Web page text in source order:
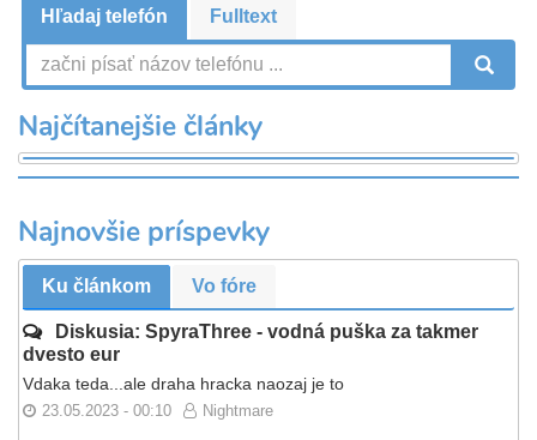
Hľadaj telefón Fulltext
Najčítanejšie články
Najnovšie príspevky
Ku článkom Vo fóre
Diskusia: SpyraThree - vodná puška za takmer
dvesto eur
Vdaka teda...ale draha hracka naozaj je to
23.05.2023 - 00:10 Nightmare